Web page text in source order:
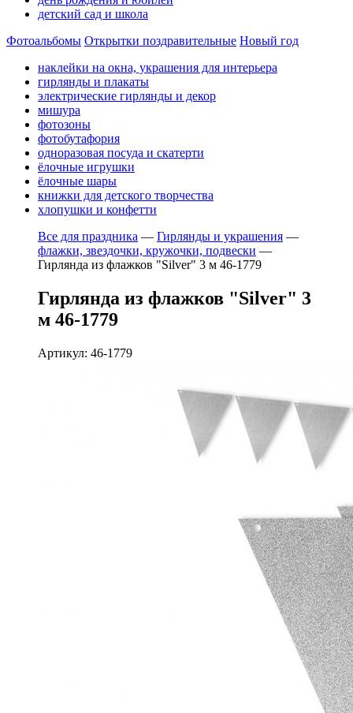
детский сад и школа
Фотоальбомы Открытки поздравительные Новый год
наклейки на окна, украшения для интерьера
гирлянды и плакаты
электрические гирлянды и декор
мишура
фотозоны
фотобутафория
одноразовая посуда и скатерти
ёлочные игрушки
ёлочные шары
книжки для детского творчества
хлопушки и конфетти
Все для праздника — Гирлянды и украшения —
флажки, звездочки, кружочки, подвески —
Гирлянда из флажков "Silver" 3 м 46-1779
Гирлянда из флажков "Silver" 3
м 46-1779
Артикул: 46-1779